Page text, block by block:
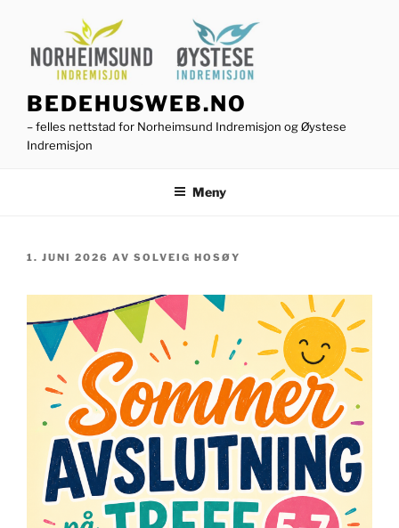
innhold
BEDEHUSWEB.NO
– felles nettstad for Norheimsund Indremisjon og Øystese
Indremisjon
Meny
PUBLISERT
1. JUNI 2026 AV SOLVEIG HOSØY